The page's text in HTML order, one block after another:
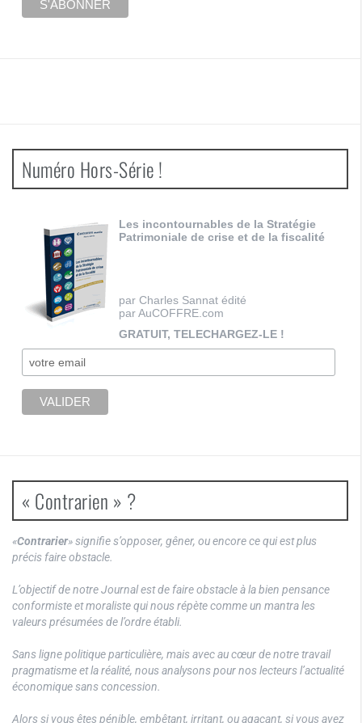
Numéro Hors-Série !
Les incontournables de la Stratégie
Patrimoniale de crise et de la fiscalité
par Charles Sannat édité
par AuCOFFRE.com
GRATUIT, TELECHARGEZ-LE !
« Contrarien » ?
«Contrarier» signifie s’opposer, gêner, ou encore ce qui est plus
précis faire obstacle.
L’objectif de notre Journal est de faire obstacle à la bien pensance
conformiste et moraliste qui nous répète comme un mantra les
valeurs présumées de l’ordre établi.
Sans ligne politique particulière, mais avec au cœur de notre travail
pragmatisme et la réalité, nous analysons pour nos lecteurs l’actualité
économique sans concession.
Alors si vous êtes pénible, embêtant, irritant, ou agaçant, si vous avez